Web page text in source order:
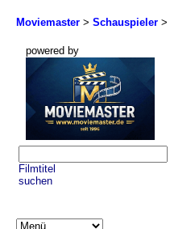
Moviemaster > Schauspieler >
powered by
Filmtitel
suchen